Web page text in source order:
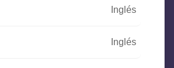
Inglés
Inglés